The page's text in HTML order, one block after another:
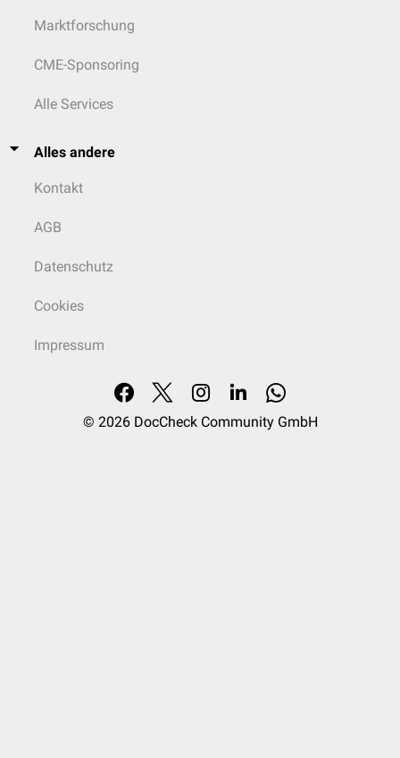
Marktforschung
CME-Sponsoring
Alle Services
Alles andere
Kontakt
AGB
Datenschutz
Cookies
Impressum
© 2026 DocCheck Community GmbH